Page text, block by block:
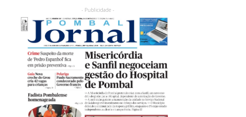
- Publicidade -